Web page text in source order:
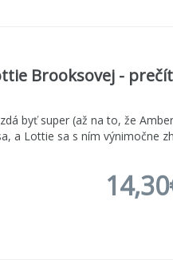
Brooksovej -
byť super (až na to, že
a Lottie sa s ním výnimočne